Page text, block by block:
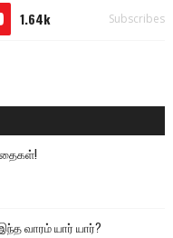
1.64k Subscribes
வாரம் யார் யார்?